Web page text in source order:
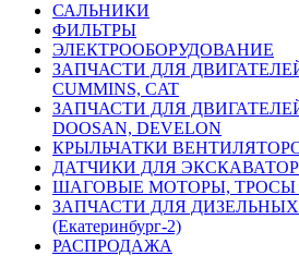
САЛЬНИКИ
ФИЛЬТРЫ
ЭЛЕКТРООБОРУДОВАНИЕ
ЗАПЧАСТИ ДЛЯ ДВИГАТЕЛЕЙ
CUMMINS, CAT
ЗАПЧАСТИ ДЛЯ
DOOSAN, DEVELON
КРЫЛЬЧАТКИ
ДАТЧИКИ ДЛЯ
ШАГОВЫЕ МОТОРЫ, ТРОСЫ
ЗАПЧАСТИ ДЛЯ
(Екатеринбург-2)
РАСПРОДАЖА